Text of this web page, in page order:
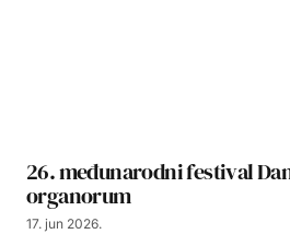
26. međunarodni festival
organorum
17. jun 2026.